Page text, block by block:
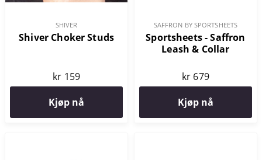
SHIVER
Shiver Choker Studs
kr 159
Kjøp nå
SAFFRON BY SPORTSHEETS
Sportsheets - Saffron
Leash & Collar
kr 679
Kjøp nå